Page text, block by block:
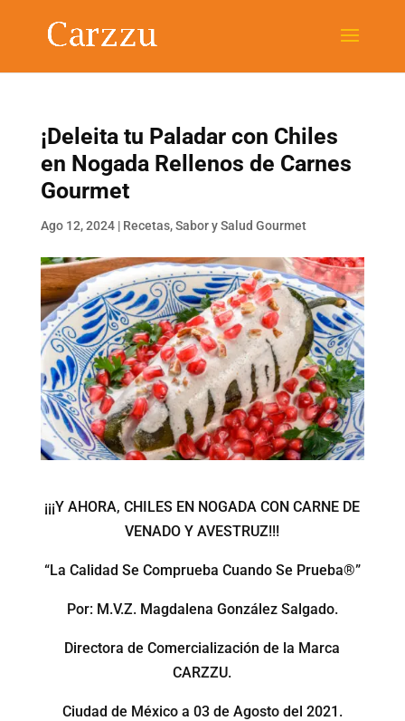
¡Deleita tu Paladar con Chiles
en Nogada Rellenos de Carnes
Gourmet
Ago 12, 2024| Recetas,Sabor y Salud Gourmet
¡¡¡Y AHORA, CHILES EN NOGADA CON CARNE DE
VENADO Y AVESTRUZ!!!
“La Calidad Se Comprueba Cuando Se Prueba®”
Por: M.V.Z. Magdalena González Salgado.
Directora de Comercialización de la Marca
CARZZU.
Ciudad de México a 03 de Agosto del 2021.